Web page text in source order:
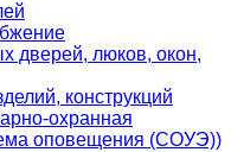
дверей, люков, окон,
конструкций
охранная
оповещения (СОУЭ))